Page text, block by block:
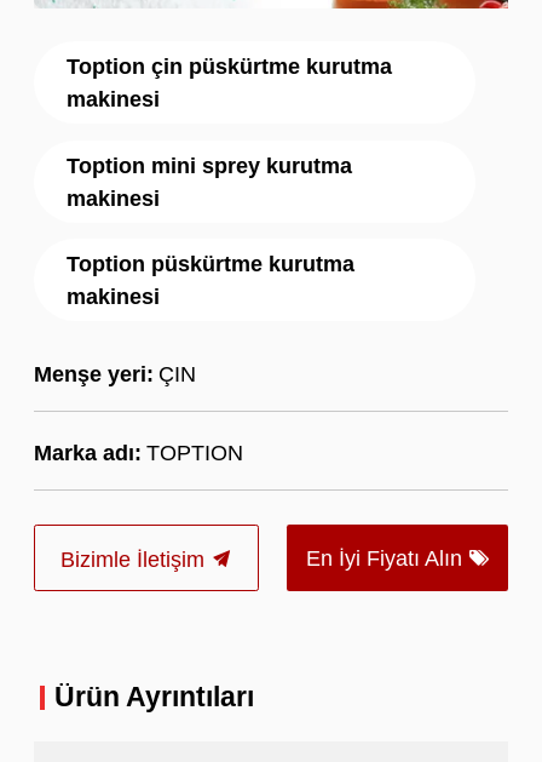
Toption çin püskürtme kurutma
makinesi
Toption mini sprey kurutma
makinesi
Toption püskürtme kurutma
makinesi
Menşe yeri: ÇIN
Marka adı: TOPTION
Bizimle İletişim En İyi Fiyatı Alın
Ürün Ayrıntıları